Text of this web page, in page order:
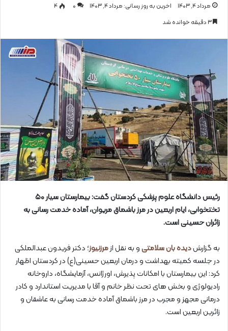
مرداد ۴, ۱۴۰۳ اخرین به روز رسانی: مرداد ۴, ۱۴۰۳ 0
۴
رئیس دانشگاه علوم پزشکی کردستان گفت: بیمارستان سیار ۵۰
تختخوابی، ایام اربعین در مرز باشماق مریوان، آماده خدمت رسانی به
زائران حسینی است.
به گزارشدیده بان سلامتیو به نقل ازمرزنیوز؛ دکتر فریدون عبدالملکی
در جلسه کمیته بهداشت و درمان اربعین حسینی(ع) در کردستان اظهار
کرد: این بیمارستان با امکانات پذیرش، اورژانس، آزمایشگاه، داروخانه
رادیولوژی و بخش های تحت نظر خانم و آقا با مدیریت استاندارد و کادر
درمانی مجهز و مجرب در مرز باشماق آماده خدمت رسانی به عاشقان و
زائرین اربعین است.